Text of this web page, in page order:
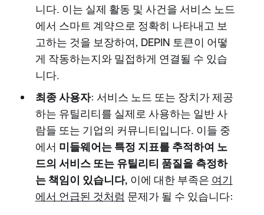
니다. 이는 실제 활동 및 사건을 서비스 노드
에서 스마트 계약으로 정확히 나타내고 보
고하는 것을 보장하여, DEPIN 토큰이 어떻
게 작동하는지와 밀접하게 연결될 수 있습
니다.
최종 사용자: 서비스 노드 또는 장치가 제공
하는 유틸리티를 실제로 사용하는 일반 사
람들 또는 기업의 커뮤니티입니다. 이들 중
에서 미들웨어는 특정 지표를 추적하여 노
드의 서비스 또는 유틸리티 품질을 측정하
는 책임이 있습니다, 이에 대한 부족은 여기
에서 언급된 것처럼 문제가 될 수 있습니다: